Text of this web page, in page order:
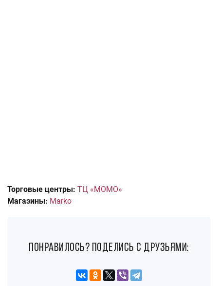
Торговые центры: ТЦ «МОМО»
Магазины: Marko
понравилось? поделись с друзьями: